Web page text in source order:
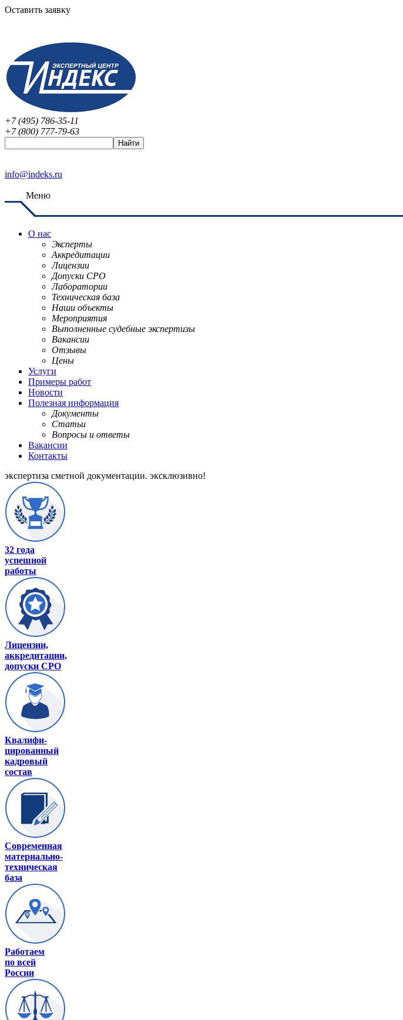
Оставить заявку
+7 (495) 786-35-11
+7 (800) 777-79-63
info@indeks.ru
Меню
О нас
Эксперты
Аккредитации
Лицензии
Допуски СРО
Лаборатории
Техническая база
Наши объекты
Мероприятия
Выполненные судебные экспертизы
Вакансии
Отзывы
Цены
Услуги
Примеры работ
Новости
Полезная информация
Документы
Статьи
Вопросы и ответы
Вакансии
Контакты
экспертиза сметной документации. эксклюзивно!
32 года
успешной
работы
Лицензии,
аккредитации,
допуски СРО
Квалифи-
цированный
кадровый
состав
Современная
материально-
техническая
база
Работаем
по всей
России